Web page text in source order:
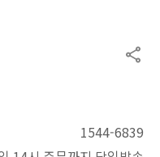
1544-6839